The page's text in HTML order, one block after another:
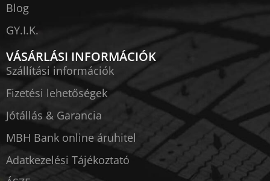
Blog
GY.I.K.
VÁSÁRLÁSI INFORMÁCIÓK
Szállítási információk
Fizetési lehetőségek
Jótállás & Garancia
MBH Bank online áruhitel
Adatkezelési Tájékoztató